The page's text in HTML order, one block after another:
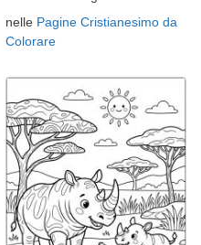
nelle Pagine Cristianesimo da
Colorare